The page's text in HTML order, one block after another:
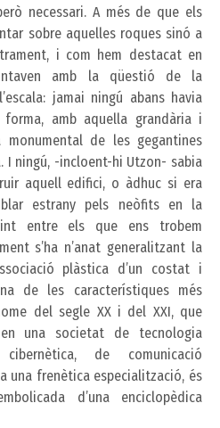
necessari. A més de que els
sobre aquelles roques sinó a
i com hem destacat en
amb la qüestió de la
jamai ningú abans havia
amb aquella grandària i
monumental de les gegantines
I ningú, -incloent-hi Utzon- sabia
aquell edifici, o àdhuc si era
estrany pels neòfits en la
entre els que ens trobem
s’ha n’anat generalitzant la
plàstica d’un costat i
de les característiques més
del segle XX i del XXI, que
una societat de tecnologia
de comunicació
una frenètica especialització, és
d’una enciclopèdica